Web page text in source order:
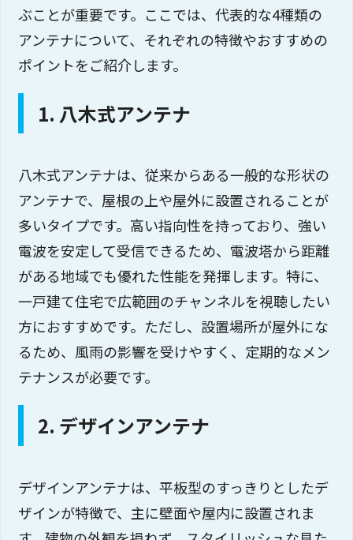
ぶことが重要です。ここでは、代表的な4種類の
アンテナについて、それぞれの特徴やおすすめの
ポイントをご紹介します。
1. 八木式アンテナ
八木式アンテナは、従来からある一般的な形状の
アンテナで、屋根の上や屋外に設置されることが
多いタイプです。高い指向性を持っており、強い
電波を安定して受信できるため、電波塔から距離
がある地域でも優れた性能を発揮します。特に、
一戸建て住宅で広範囲のチャンネルを視聴したい
方におすすめです。ただし、設置場所が屋外にな
るため、風雨の影響を受けやすく、定期的なメン
テナンスが必要です。
2. デザインアンテナ
デザインアンテナは、平板型のすっきりとしたデ
ザインが特徴で、主に壁面や屋内に設置されま